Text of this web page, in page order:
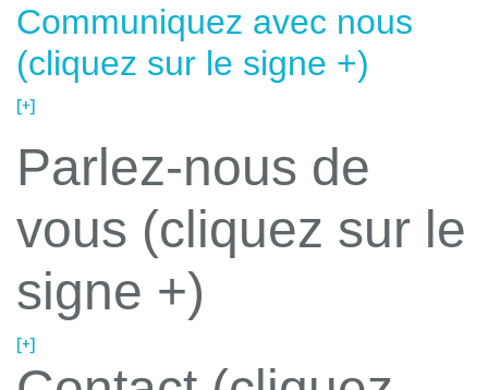
Communiquez avec nous
(cliquez sur le signe +)
[+]
Parlez-nous de
vous (cliquez sur le
signe +)
[+]